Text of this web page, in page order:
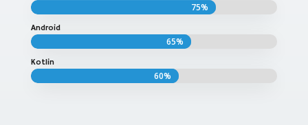
75%
75%
Android
65%
65%
Kotlin
60%
60%